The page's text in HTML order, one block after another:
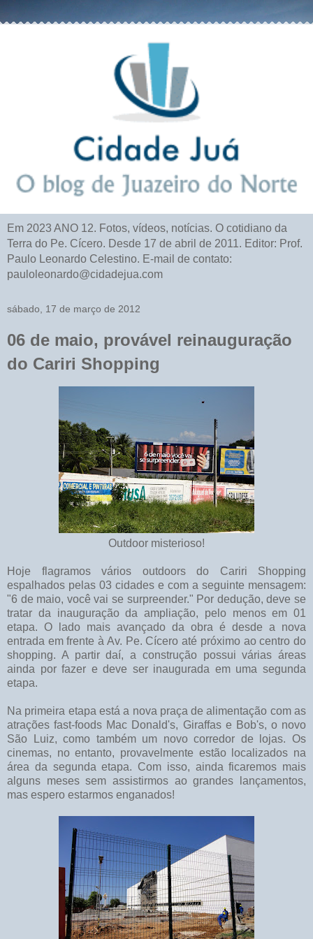
Em 2023 ANO 12. Fotos, vídeos, notícias. O cotidiano da
Terra do Pe. Cícero. Desde 17 de abril de 2011. Editor: Prof.
Paulo Leonardo Celestino. E-mail de contato:
pauloleonardo@cidadejua.com
sábado, 17 de março de 2012
06 de maio, provável reinauguração
do Cariri Shopping
Outdoor misterioso!
Hoje flagramos vários outdoors do Cariri Shopping
espalhados pelas 03 cidades e com a seguinte mensagem:
"6 de maio, você vai se surpreender." Por dedução, deve se
tratar da inauguração da ampliação, pelo menos em 01
etapa. O lado mais avançado da obra é desde a nova
entrada em frente à Av. Pe. Cícero até próximo ao centro do
shopping. A partir daí, a construção possui várias áreas
ainda por fazer e deve ser inaugurada em uma segunda
etapa.
Na primeira etapa está a nova praça de alimentação com as
atrações fast-foods Mac Donald's, Giraffas e Bob's, o novo
São Luiz, como também um novo corredor de lojas. Os
cinemas, no entanto, provavelmente estão localizados na
área da segunda etapa. Com isso, ainda ficaremos mais
alguns meses sem assistirmos ao grandes lançamentos,
mas espero estarmos enganados!